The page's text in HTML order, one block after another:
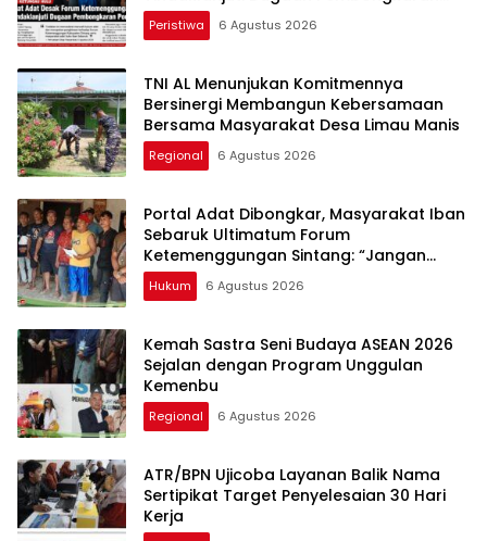
Portal Adat
Peristiwa 6 Agustus 2026
TNI AL Menunjukan Komitmennya
Bersinergi Membangun Kebersamaan
Bersama Masyarakat Desa Limau Manis
Regional 6 Agustus 2026
Portal Adat Dibongkar, Masyarakat Iban
Sebaruk Ultimatum Forum
Ketemenggungan Sintang: “Jangan
Biarkan Hukum Adat Dilecehkan”
Hukum 6 Agustus 2026
Kemah Sastra Seni Budaya ASEAN 2026
Sejalan dengan Program Unggulan
Kemenbu
Regional 6 Agustus 2026
ATR/BPN Ujicoba Layanan Balik Nama
Sertipikat Target Penyelesaian 30 Hari
Kerja